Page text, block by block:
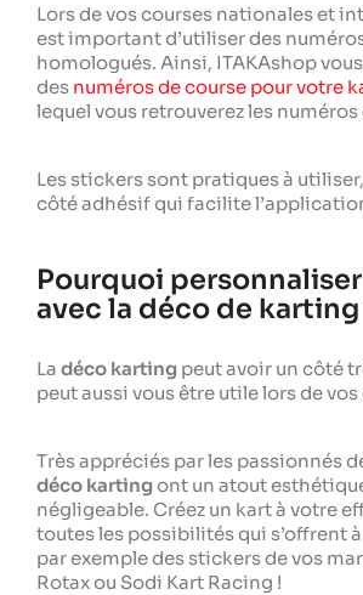
Lors de vos courses nationales et
est important d’utiliser des
homologués. Ainsi, ITAKAshop
des numéros de course pour votre
lequel vous retrouverez les numéros
Les stickers sont pratiques à
côté adhésif qui facilite
Pourquoi
avec la déco de karting
La déco karting peut avoir un côté
peut aussi vous être utile lors de
Très appréciés par les passionnés
déco karting ont un atout
négligeable. Créez un kart à votre
toutes les possibilités qui s’offrent à
par exemple des stickers de vos
Rotax ou Sodi Kart Racing !